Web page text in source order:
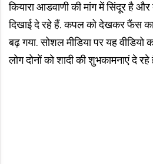
कियारा आडवाणी की मांग में सिंदूर है
दिखाई दे रहे हैं. कपल को देखकर फैंस
बढ़ गया. सोशल मीडिया पर यह वीडियो
लोग दोनों को शादी की शुभकामनाएं दे रहे